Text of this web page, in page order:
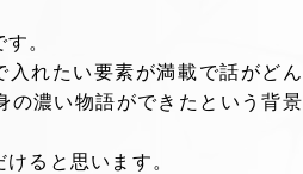
。
れたい要素が満載で話がどん
の濃い物語ができたという背景
ると思います。